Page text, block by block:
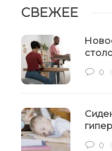
СВЕЖЕЕ
0
0